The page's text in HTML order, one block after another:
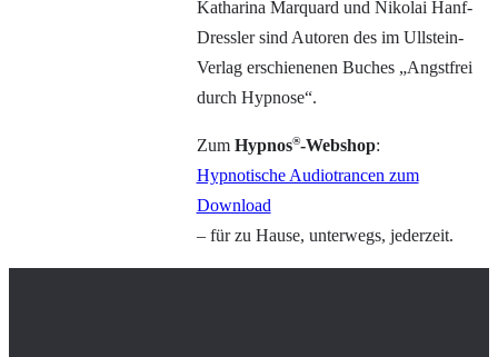
Katharina Marquard und Nikolai Hanf-
Dressler sind Autoren des im Ullstein-
Verlag erschienenen Buches „Angstfrei
durch Hypnose“.
Zum Hypnos®-Webshop:
Hypnotische Audiotrancen zum
Download
– für zu Hause, unterwegs, jederzeit.